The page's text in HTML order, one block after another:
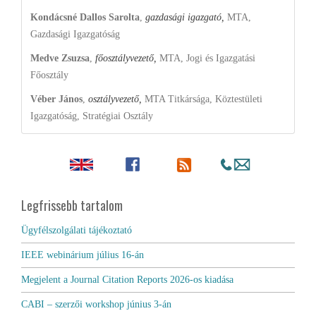
Kondácsné Dallos Sarolta, gazdasági igazgató, MTA,
Gazdasági Igazgatóság
Medve Zsuzsa, főosztályvezető, MTA, Jogi és Igazgatási
Főosztály
Véber János, osztályvezető, MTA Titkársága, Köztestületi
Igazgatóság, Stratégiai Osztály
Legfrissebb tartalom
Ügyfélszolgálati tájékoztató
IEEE webinárium július 16-án
Megjelent a Journal Citation Reports 2026-os kiadása
CABI – szerzői workshop június 3-án